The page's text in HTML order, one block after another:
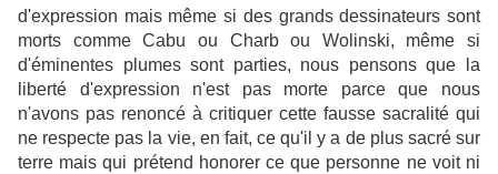
d'expression mais même si des grands dessinateurs sont
morts comme Cabu ou Charb ou Wolinski, même si
d'éminentes plumes sont parties, nous pensons que la
liberté d'expression n'est pas morte parce que nous
n'avons pas renoncé à critiquer cette fausse sacralité qui
ne respecte pas la vie, en fait, ce qu'il y a de plus sacré sur
terre mais qui prétend honorer ce que personne ne voit ni